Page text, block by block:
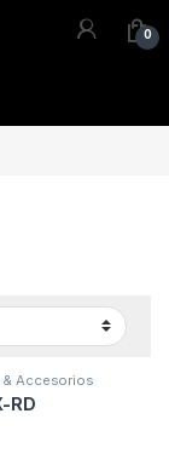
0
Accesorios
RD